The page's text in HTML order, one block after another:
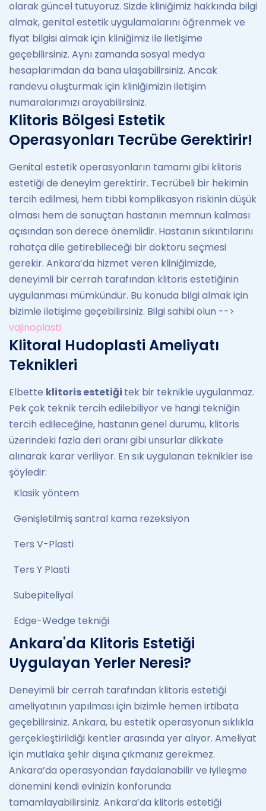
olarak güncel tutuyoruz. Sizde kliniğimiz hakkında bilgi
almak, genital estetik uygulamalarını öğrenmek ve
fiyat bilgisi almak için kliniğimiz ile iletişime
geçebilirsiniz. Aynı zamanda sosyal medya
hesaplarımdan da bana ulaşabilirsiniz. Ancak
randevu oluşturmak için kliniğimizin iletişim
numaralarımızı arayabilirsiniz.
Klitoris Bölgesi Estetik
Operasyonları Tecrübe Gerektirir!
Genital estetik operasyonların tamamı gibi klitoris
estetiği de deneyim gerektirir. Tecrübeli bir hekimin
tercih edilmesi, hem tıbbi komplikasyon riskinin düşük
olması hem de sonuçtan hastanın memnun kalması
açısından son derece önemlidir. Hastanın sıkıntılarını
rahatça dile getirebileceği bir doktoru seçmesi
gerekir. Ankara’da hizmet veren kliniğimizde,
deneyimli bir cerrah tarafından klitoris estetiğinin
uygulanması mümkündür. Bu konuda bilgi almak için
bizimle iletişime geçebilirsiniz. Bilgi sahibi olun -->
vajinoplasti
Klitoral Hudoplasti Ameliyatı
Teknikleri
Elbette klitoris estetiği tek bir teknikle uygulanmaz.
Pek çok teknik tercih edilebiliyor ve hangi tekniğin
tercih edileceğine, hastanın genel durumu, klitoris
üzerindeki fazla deri oranı gibi unsurlar dikkate
alınarak karar veriliyor. En sık uygulanan teknikler ise
şöyledir:
Klasik yöntem
Genişletilmiş santral kama rezeksiyon
Ters V-Plasti
Ters Y Plasti
Subepiteliyal
Edge-Wedge tekniği
Ankara'da Klitoris Estetiği
Uygulayan Yerler Neresi?
Deneyimli bir cerrah tarafından klitoris estetiği
ameliyatının yapılması için bizimle hemen irtibata
geçebilirsiniz. Ankara, bu estetik operasyonun sıklıkla
gerçekleştirildiği kentler arasında yer alıyor. Ameliyat
için mutlaka şehir dışına çıkmanız gerekmez.
Ankara’da operasyondan faydalanabilir ve iyileşme
dönemini kendi evinizin konforunda
tamamlayabilirsiniz. Ankara’da klitoris estetiği